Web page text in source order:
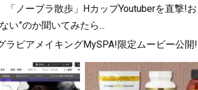
ノーブラ散歩」HカップYoutuberを直撃!
い”のか聞いてみたら...
ビアメイキングMySPA!限定ムービー公開